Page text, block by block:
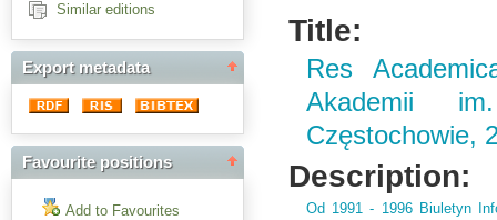
Similar editions
Export metadata
Favourite positions
Add to Favourites
Title:
Res
Akademii
Częstochowie,
Description:
Od 1991 - 1996 Biuletyn